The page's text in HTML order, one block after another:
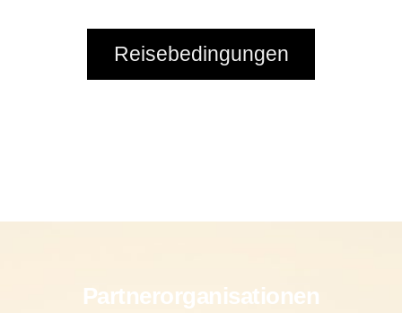
Reisebedingungen
Partnerorganisationen